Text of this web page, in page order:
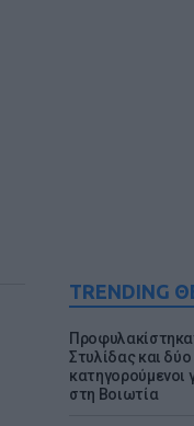
TRENDING
Στυλίδας και
κατηγορούμενοι
στη Βοιωτία